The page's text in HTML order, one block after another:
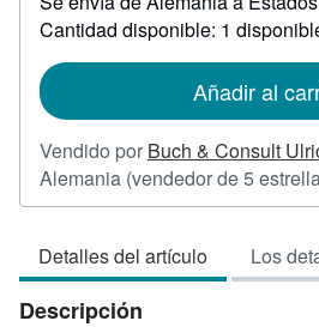
sobre
las
envío
Cantidad disponible: 1
Añadir al
Vendido por Buch & Consult
Alemania (vendedor de 5
Detalles del artículo Los
Descripción